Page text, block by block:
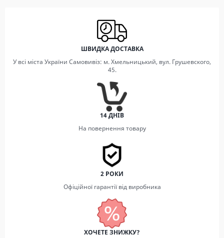
ШВИДКА ДОСТАВКА
У всі міста України Самовивіз: м. Хмельницький, вул. Грушевского,
45.
14 ДНІВ
На повернення товару
2 РОКИ
Офіційної гарантії від виробника
ХОЧЕТЕ ЗНИЖКУ?